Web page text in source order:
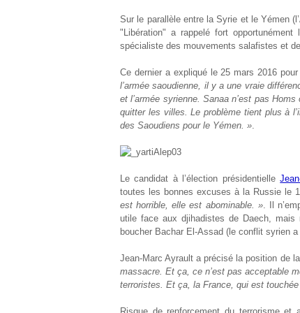
Sur le parallèle entre la Syrie et le Yémen
"Libération" a rappelé fort
spécialiste des mouvements salafistes et
Ce dernier a expliqué le 25 mars 2016 pour
l’armée saoudienne, il y a une vraie
et l’armée syrienne. Sanaa n’est pas
quitter les villes. Le problème tient plus à
des Saoudiens pour le Yémen. ».
Le candidat à l’élection présidentielle
toutes les bonnes excuses à la Russie le
est horrible, elle est abominable. ». Il
utile face aux djihadistes de Daech,
boucher Bachar El-Assad (le conflit syrien
Jean-Marc Ayrault a précisé la position de
massacre. Et ça, ce n’est pas acceptable
terroristes. Et ça, la France, qui est